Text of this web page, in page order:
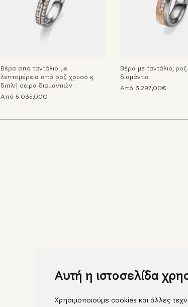
Αυτή η ιστοσελίδα
Χρησιμοποιούμε cookies και άλλες
Βέρα από ταντάλιο με
λεπτομέρεια από ροζ χρυσό &
διπλή σειρά διαμαντιών
Από 5.035,00€
Βέρα με ταντάλιο,
διαμάντια
Από 3.297,00€